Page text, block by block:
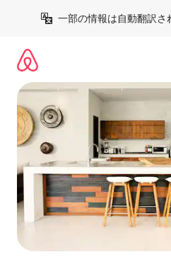
一部の情報は自動翻訳さ